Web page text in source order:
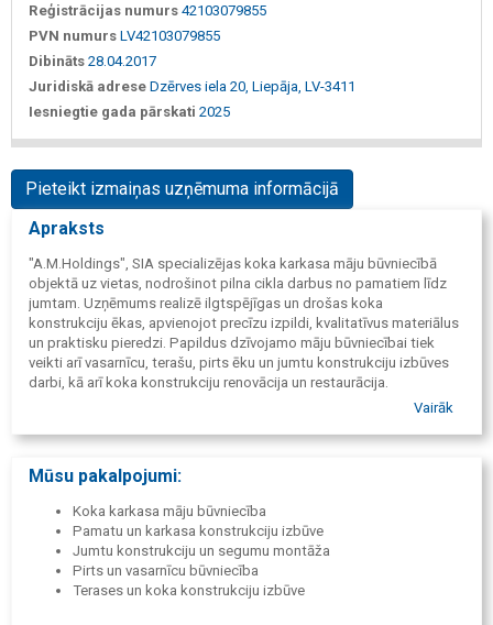
Reģistrācijas numurs 42103079855
PVN numurs LV42103079855
Dibināts 28.04.2017
Juridiskā adrese Dzērves iela 20, Liepāja, LV-3411
Iesniegtie gada pārskati 2025
Pieteikt izmaiņas uzņēmuma informācijā
Apraksts
"A.M.Holdings", SIA specializējas koka karkasa māju būvniecībā
objektā uz vietas, nodrošinot pilna cikla darbus no pamatiem līdz
jumtam. Uzņēmums realizē ilgtspējīgas un drošas koka
konstrukciju ēkas, apvienojot precīzu izpildi, kvalitatīvus materiālus
un praktisku pieredzi. Papildus dzīvojamo māju būvniecībai tiek
veikti arī vasarnīcu, terašu, pirts ēku un jumtu konstrukciju izbūves
darbi, kā arī koka konstrukciju renovācija un restaurācija.
Vairāk
Mūsu pakalpojumi:
Koka karkasa māju būvniecība
Pamatu un karkasa konstrukciju izbūve
Jumtu konstrukciju un segumu montāža
Pirts un vasarnīcu būvniecība
Terases un koka konstrukciju izbūve